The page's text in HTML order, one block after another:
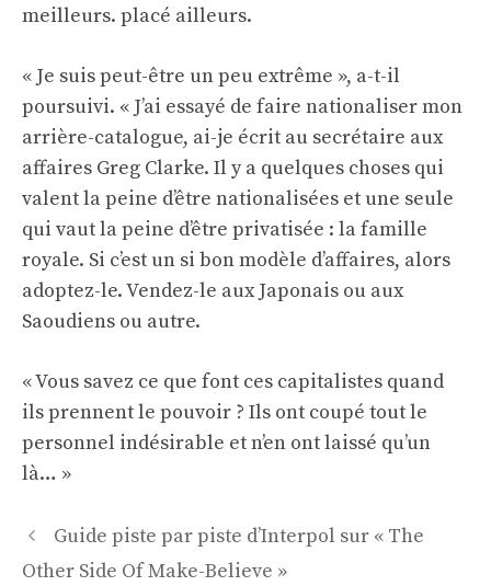
meilleurs. placé ailleurs.
« Je suis peut-être un peu extrême », a-t-il
poursuivi. « J’ai essayé de faire nationaliser mon
arrière-catalogue, ai-je écrit au secrétaire aux
affaires Greg Clarke. Il y a quelques choses qui
valent la peine d’être nationalisées et une seule
qui vaut la peine d’être privatisée : la famille
royale. Si c’est un si bon modèle d’affaires, alors
adoptez-le. Vendez-le aux Japonais ou aux
Saoudiens ou autre.
« Vous savez ce que font ces capitalistes quand
ils prennent le pouvoir ? Ils ont coupé tout le
personnel indésirable et n’en ont laissé qu’un
là… »
Navigation
des
Guide piste par piste d’Interpol sur « The
Other Side Of Make-Believe »